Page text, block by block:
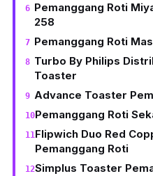
Pemanggang Roti
258
Pemanggang Roti
Turbo By Philips
Toaster
Advance Toaster
Pemanggang Roti
Flipwich Duo Red
Pemanggang Roti
Simplus Toaster